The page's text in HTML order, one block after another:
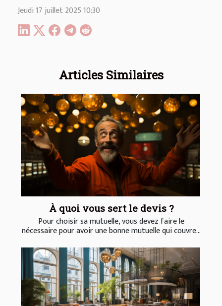
Articles Similaires
À quoi vous sert le devis ?
Pour choisir sa mutuelle, vous devez faire le
nécessaire pour avoir une bonne mutuelle qui couvre...
Jeudi 17 juillet 2025 10:30